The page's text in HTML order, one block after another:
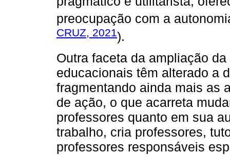
preocupação com a
CRUZ, 2021).
Outra faceta da ampliação
educacionais têm alterado a
fragmentando ainda mais as
de ação, o que acarreta
professores quanto em sua
trabalho, cria professores,
professores responsáveis